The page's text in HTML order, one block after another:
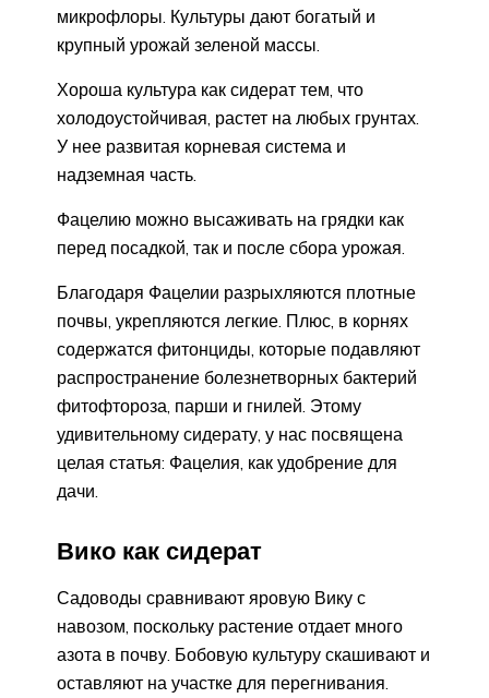
микрофлоры. Культуры дают богатый и
крупный урожай зеленой массы.
Хороша культура как сидерат тем, что
холодоустойчивая, растет на любых грунтах.
У нее развитая корневая система и
надземная часть.
Фацелию можно высаживать на грядки как
перед посадкой, так и после сбора урожая.
Благодаря Фацелии разрыхляются плотные
почвы, укрепляются легкие. Плюс, в корнях
содержатся фитонциды, которые подавляют
распространение болезнетворных бактерий
фитофтороза, парши и гнилей. Этому
удивительному сидерату, у нас посвящена
целая статья: Фацелия, как удобрение для
дачи.
Вико как сидерат
Садоводы сравнивают яровую Вику с
навозом, поскольку растение отдает много
азота в почву. Бобовую культуру скашивают и
оставляют на участке для перегнивания.